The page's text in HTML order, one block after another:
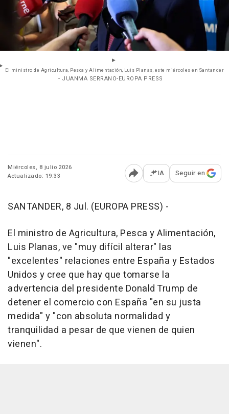
El ministro de Agricultura, Pesca y Alimentación, Luis Planas, este miércoles en Santander
- JUANMA SERRANO-EUROPA PRESS
Miércoles, 8 julio 2026
Actualizado: 19:33
Abrir opciones para
IA Seguir en
SANTANDER, 8 Jul. (EUROPA PRESS) -
El ministro de Agricultura, Pesca y Alimentación,
Luis Planas, ve "muy difícil alterar" las
"excelentes" relaciones entre España y Estados
Unidos y cree que hay que tomarse la
advertencia del presidente Donald Trump de
detener el comercio con España "en su justa
medida" y "con absoluta normalidad y
tranquilidad a pesar de que vienen de quien
vienen".